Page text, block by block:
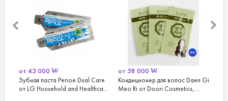
Perioe Dual Care
and Healthcare
Кондиционер для волос Daen Gi
Meo Ri от Doori Cosmetics,
Одноразовые
1000 штук